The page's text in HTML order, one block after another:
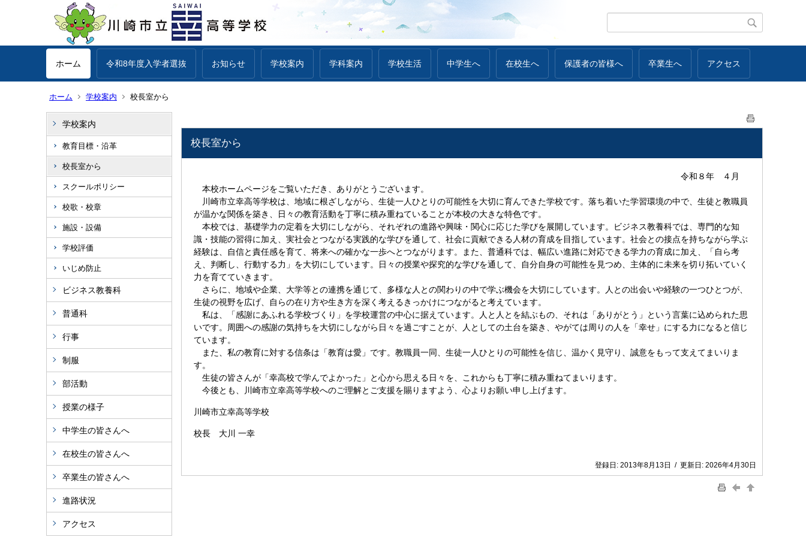
ホーム 令和8年度入学者選抜 お知らせ 学校案内 学科案内 学校生活 中学生へ 在校生へ 保護者の皆様へ 卒業生へ アクセス
ホーム 学校案内 校長室から
学校案内
教育目標・沿革
校長室から
スクールポリシー
校歌・校章
施設・設備
学校評価
いじめ防止
ビジネス教養科
普通科
行事
制服
部活動
授業の様子
中学生の皆さんへ
在校生の皆さんへ
卒業生の皆さんへ
進路状況
アクセス
校長室から
令和８年 ４月
本校ホームページをご覧いただき、ありがとうございます。
川崎市立幸高等学校は、地域に根ざしながら、生徒一人ひとりの可能性を大切に育んできた学校です。落ち着いた学習環境の中で、生徒と教職員
が温かな関係を築き、日々の教育活動を丁寧に積み重ねていることが本校の大きな特色です。
本校では、基礎学力の定着を大切にしながら、それぞれの進路や興味・関心に応じた学びを展開しています。ビジネス教養科では、専門的な知
識・技能の習得に加え、実社会とつながる実践的な学びを通して、社会に貢献できる人材の育成を目指しています。社会との接点を持ちながら学ぶ
経験は、自信と責任感を育て、将来への確かな一歩へとつながります。また、普通科では、幅広い進路に対応できる学力の育成に加え、「自ら考
え、判断し、行動する力」を大切にしています。日々の授業や探究的な学びを通して、自分自身の可能性を見つめ、主体的に未来を切り拓いていく
力を育てていきます。
さらに、地域や企業、大学等との連携を通じて、多様な人との関わりの中で学ぶ機会を大切にしています。人との出会いや経験の一つひとつが、
生徒の視野を広げ、自らの在り方や生き方を深く考えるきっかけにつながると考えています。
私は、「感謝にあふれる学校づくり」を学校運営の中心に据えています。人と人とを結ぶもの、それは「ありがとう」という言葉に込められた思
いです。周囲への感謝の気持ちを大切にしながら日々を過ごすことが、人としての土台を築き、やがては周りの人を「幸せ」にする力になると信じ
ています。
また、私の教育に対する信条は「教育は愛」です。教職員一同、生徒一人ひとりの可能性を信じ、温かく見守り、誠意をもって支えてまいりま
す。
生徒の皆さんが「幸高校で学んでよかった」と心から思える日々を、これからも丁寧に積み重ねてまいります。
今後とも、川崎市立幸高等学校へのご理解とご支援を賜りますよう、心よりお願い申し上げます。
川崎市立幸高等学校
校長 大川 一幸
登録日: 2013年8月13日 / 更新日: 2026年4月30日